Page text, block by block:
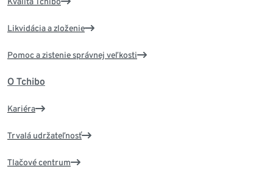
Likvidácia a zloženie
Pomoc a zistenie správnej veľkosti
O Tchibo
Kariéra
Trvalá udržateľnosť
Tlačové centrum